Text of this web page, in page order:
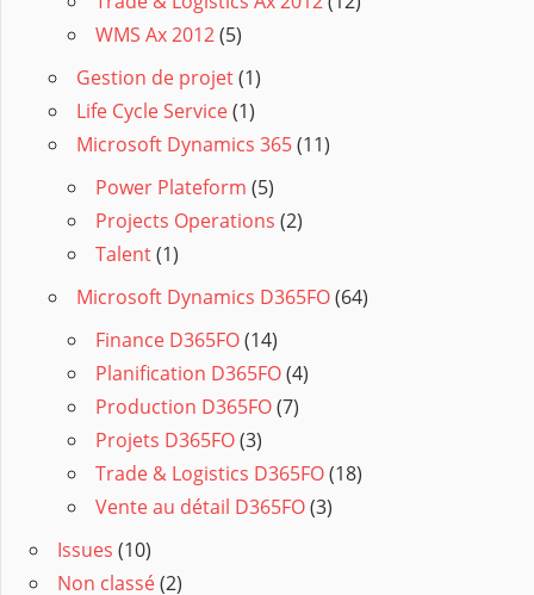
WMS Ax 2012(5)
Gestion de projet(1)
Life Cycle Service(1)
Microsoft Dynamics 365(11)
Power Plateform (5)
Projects Operations (2)
Talent(1)
Microsoft Dynamics D365FO(64)
Finance D365FO(14)
Planification D365FO(4)
Production D365FO(7)
Projets D365FO(3)
Trade & Logistics D365FO(18)
Vente au détail D365FO(3)
Issues (10)
Non classé(2)